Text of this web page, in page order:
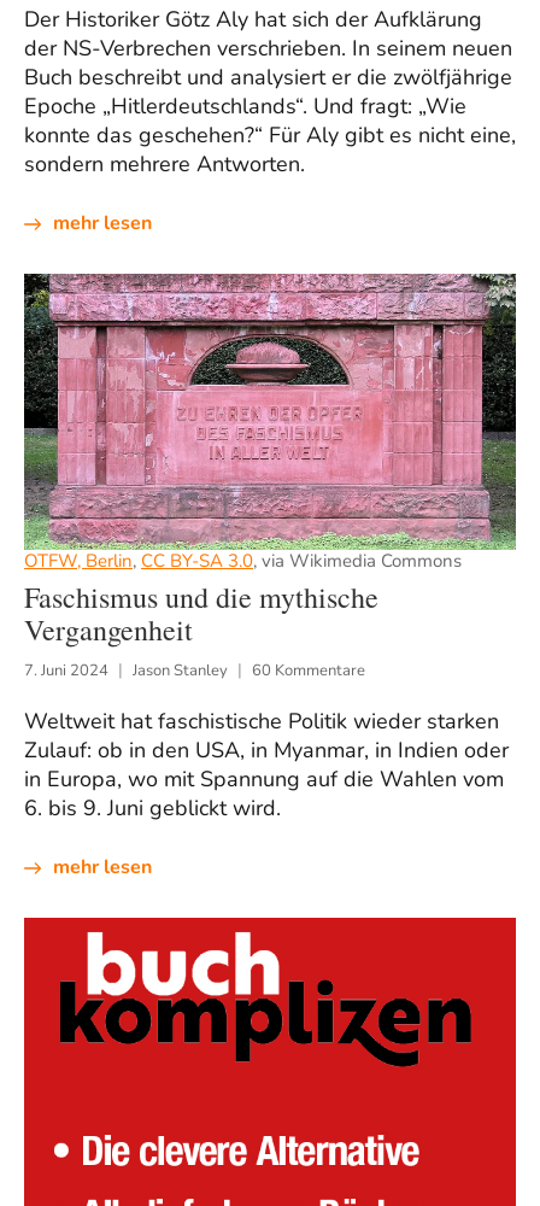
Der Historiker Götz Aly hat sich der Aufklärung
der NS-Verbrechen verschrieben. In seinem neuen
Buch beschreibt und analysiert er die zwölfjährige
Epoche „Hitlerdeutschlands“. Und fragt: „Wie
konnte das geschehen?“ Für Aly gibt es nicht eine,
sondern mehrere Antworten.
mehr lesen
OTFW, Berlin, CC BY-SA 3.0, via Wikimedia Commons
Faschismus und die mythische
Vergangenheit
7. Juni 2024 Jason Stanley 60 Kommentare
Weltweit hat faschistische Politik wieder starken
Zulauf: ob in den USA, in Myanmar, in Indien oder
in Europa, wo mit Spannung auf die Wahlen vom
6. bis 9. Juni geblickt wird.
mehr lesen